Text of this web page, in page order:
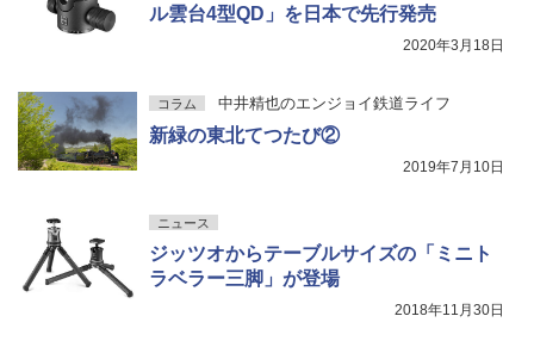
ル雲台4型QD」を日本で先行発売
2020年3月18日
コラム 中井精也のエンジョイ鉄道ライフ
新緑の東北てつたび②
2019年7月10日
ニュース
ジッツオからテーブルサイズの「ミニト
ラベラー三脚」が登場
2018年11月30日